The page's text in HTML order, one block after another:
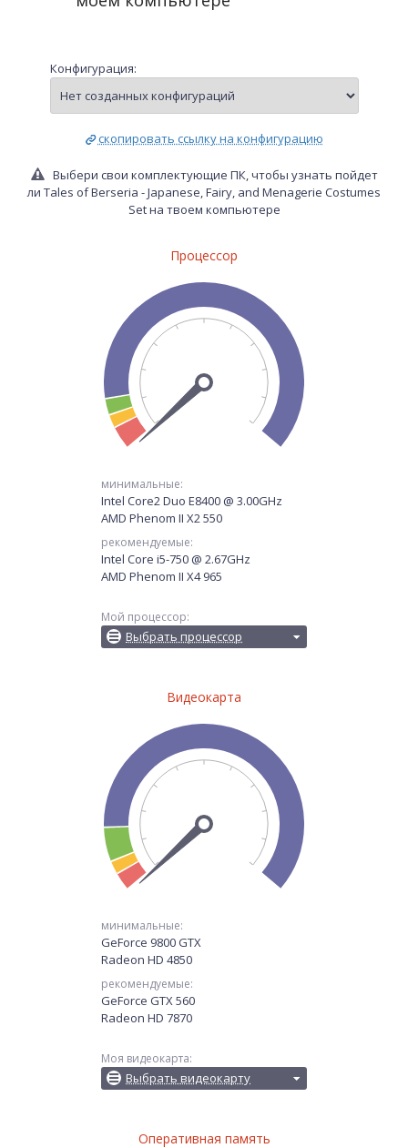
Конфигурация:
скопировать ссылку на конфигурацию
Выбери свои комплектующие ПК, чтобы узнать пойдет
ли Tales of Berseria - Japanese, Fairy, and Menagerie Costumes
Set на твоем компьютере
Процессор
минимальные:
Intel Core2 Duo E8400 @ 3.00GHz
AMD Phenom II X2 550
рекомендуемые:
Intel Core i5-750 @ 2.67GHz
AMD Phenom II X4 965
Мой процессор:
Выбрать процессор
Видеокарта
минимальные:
GeForce 9800 GTX
Radeon HD 4850
рекомендуемые:
GeForce GTX 560
Radeon HD 7870
Моя видеокарта:
Выбрать видеокарту
Оперативная память